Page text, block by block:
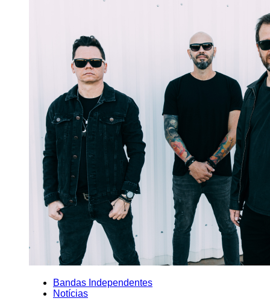
Bandas Independentes
Notícias